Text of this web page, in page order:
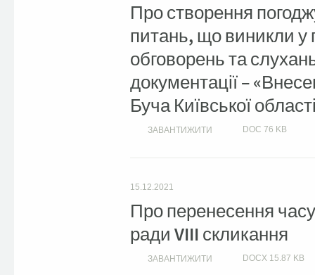
Про створення
питань, що виникли у
обговорень та
документації –
Буча Київської
ЗАВАНТИЖИТИ DOC 76 KB
15.12.2021
Про перенесення часу
ради VIII скликання
ЗАВАНТИЖИТИ DOCX 15.87 KB